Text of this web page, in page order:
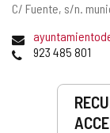
Dirección
C/ Fuente, s/n.
Dirección
de
electrónico
Teléfonos
923 485 801